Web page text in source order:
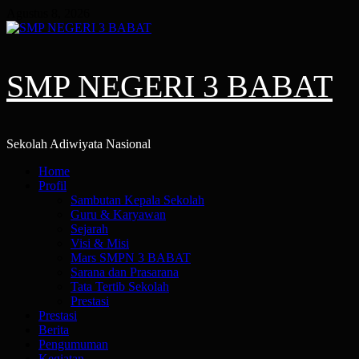
to
SMP NEGERI 3 BABAT
Sekolah Adiwiyata Nasional
PrimaryHome
Profil
Sambutan Kepala Sekolah
Guru & Karyawan
Sejarah
Visi & Misi
Mars SMPN 3 BABAT
Sarana dan Prasarana
Tata Tertib Sekolah
Prestasi
Prestasi
Berita
Pengumuman